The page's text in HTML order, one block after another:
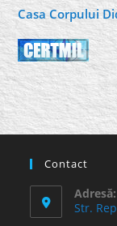
Casa Corpului
Contact
Adresă:
Str.